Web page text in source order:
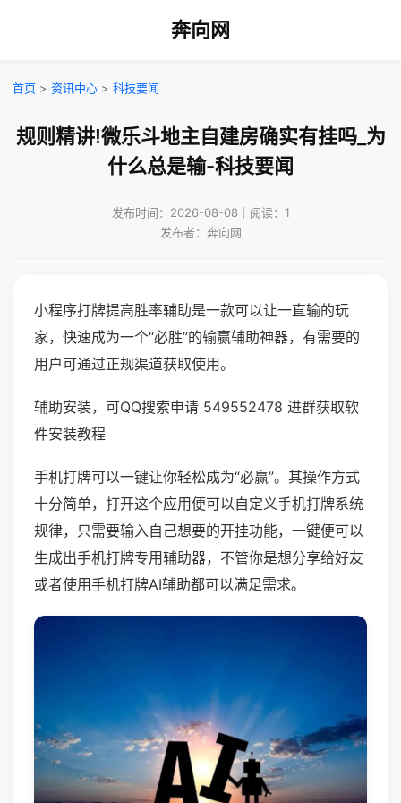
奔向网
首页 > 资讯中心 > 科技要闻
规则精讲!微乐斗地主自建房确实有挂吗_为
什么总是输-科技要闻
发布时间：2026-08-08｜阅读：1
发布者：奔向网
小程序打牌提高胜率辅助是一款可以让一直输的玩
家，快速成为一个“必胜”的输赢辅助神器，有需要的
用户可通过正规渠道获取使用。
辅助安装，可QQ搜索申请 549552478 进群获取软
件安装教程
手机打牌可以一键让你轻松成为“必赢”。其操作方式
十分简单，打开这个应用便可以自定义手机打牌系统
规律，只需要输入自己想要的开挂功能，一键便可以
生成出手机打牌专用辅助器，不管你是想分享给好友
或者使用手机打牌AI辅助都可以满足需求。